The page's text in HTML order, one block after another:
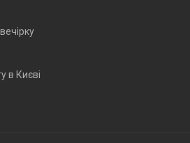
в Києві